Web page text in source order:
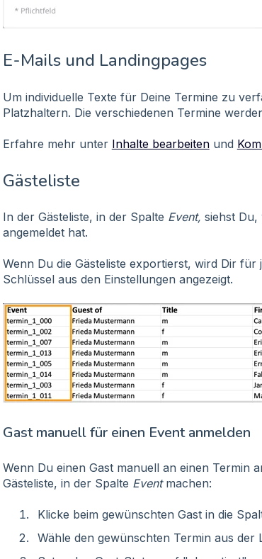
E-Mails und Landingpages
Um individuelle Texte für Deine Termine zu
Platzhaltern. Die verschiedenen Termine
Erfahre mehr unter Inhalte bearbeitenund
Gästeliste
In der Gästeliste, in der Spalte Event, siehst
angemeldet hat.
Wenn Du die Gästeliste exportierst, wird Dir für
Schlüssel aus den Einstellungen angezeigt.
Gast manuell für einen Event anmelden
Wenn Du einen Gast manuell an einen Termin
Gästeliste, in der Spalte Event machen:
Klicke beim gewünschten Gast in die
Wähle den gewünschten Termin aus der